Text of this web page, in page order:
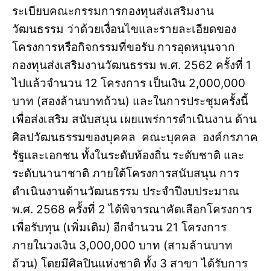
ระเบียบคณะกรรมการกองทุนส่งเสริมงาน
วัฒนธรรม ว่าด้วยเงื่อนไขและรายละเอียดของ
โครงการหรือกิจกรรมที่ขอรับ การอุดหนุนจาก
กองทุนส่งเสริมงานวัฒนธรรม พ.ศ. 2562 ครั้งที่ 1
ไปแล้วจำนวน 12 โครงการ เป็นเงิน 2,000,000
บาท (สองล้านบาทถ้วน) และในการประชุมครั้งนี้
เพื่อส่งเสริม สนับสนุน เผยแพร่การดำเนินงาน ด้าน
ศิลปวัฒนธรรมของบุคคล คณะบุคคล องค์กรภาค
รัฐและเอกชน ทั้งในระดับท้องถิ่น ระดับชาติ และ
ระดับนานาชาติ ภายใต้โครงการสนับสนุน การ
ดำเนินงานด้านวัฒนธรรม ประจำปีงบประมาณ
พ.ศ. 2568 ครั้งที่ 2 ได้พิจารณาคัดเลือกโครงการ
เพื่อรับทุน (เพิ่มเติม) อีกจำนวน 21 โครงการ
ภายในวงเงิน 3,000,000 บาท (สามล้านบาท
ถ้วน) โดยมีศิลปินแห่งชาติ ทั้ง 3 สาขา ได้รับการ